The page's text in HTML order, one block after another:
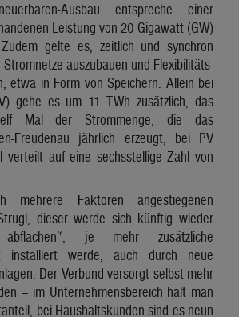
Ausbau entspreche einer
Leistung von 20 Gigawatt (GW)
gelte es, zeitlich und synchron
auszubauen und Flexibilitäts-
etwa in Form von Speichern. Allein bei
gehe es um 11 TWh zusätzlich, das
Mal der Strommenge, die das
Freudenau jährlich erzeugt, bei PV
verteilt auf eine sechsstellige Zahl von
mehrere Faktoren angestiegenen
dieser werde sich künftig wieder
abflachen“, je mehr zusätzliche
installiert werde, auch durch neue
Der Verbund versorgt selbst mehr
– im Unternehmensbereich hält man
bei Haushaltskunden sind es neun